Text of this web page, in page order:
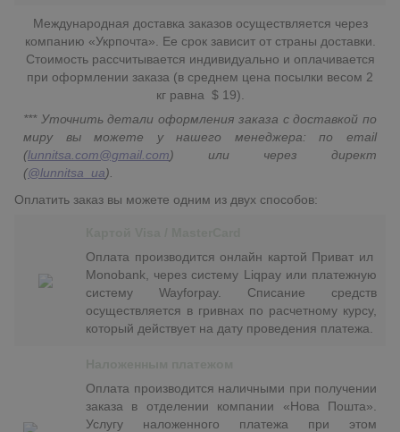
Международная доставка заказов осуществляется через
компанию «Укрпочта». Ее срок зависит от страны доставки.
Стоимость рассчитывается индивидуально и оплачивается
при оформлении заказа (в среднем цена посылки весом 2
кг равна $ 19).
*** Уточнить детали оформления заказа с доставкой по
миру вы можете у нашего менеджера: по email
(lunnitsa.com@gmail.com) или через директ
(@lunnitsa_ua).
Оплатить заказ вы можете одним из двух способов:
Оплата производится онлайн картой Приват ил
Monobank, через систему Liqpay или платежную
систему Wayforpay. Списание средств
осуществляется в гривнах по расчетному курсу,
который действует на дату проведения платежа.
Оплата производится наличными при получении
заказа в отделении компании «Нова Пошта».
Услугу наложенного платежа при этом